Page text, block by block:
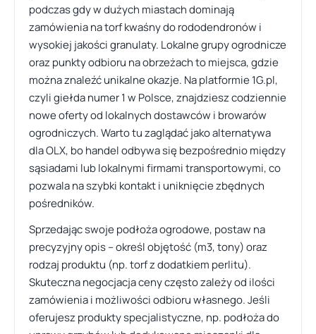
podczas gdy w dużych miastach dominają
zamówienia na torf kwaśny do rododendronów i
wysokiej jakości granulaty. Lokalne grupy ogrodnicze
oraz punkty odbioru na obrzeżach to miejsca, gdzie
można znaleźć unikalne okazje. Na platformie 1G.pl,
czyli giełda numer 1 w Polsce, znajdziesz codziennie
nowe oferty od lokalnych dostawców i browarów
ogrodniczych. Warto tu zaglądać jako alternatywa
dla OLX, bo handel odbywa się bezpośrednio między
sąsiadami lub lokalnymi firmami transportowymi, co
pozwala na szybki kontakt i uniknięcie zbędnych
pośredników.
Sprzedając swoje podłoża ogrodowe, postaw na
precyzyjny opis – określ objętość (m3, tony) oraz
rodzaj produktu (np. torf z dodatkiem perlitu).
Skuteczna negocjacja ceny często zależy od ilości
zamówienia i możliwości odbioru własnego. Jeśli
oferujesz produkty specjalistyczne, np. podłoża do